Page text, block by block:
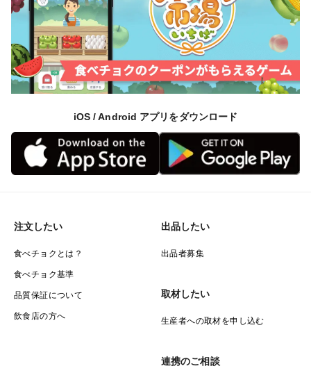
iOS / Android アプリをダウンロード
注文したい
食べチョクとは？
食べチョク基準
品質保証について
飲食店の方へ
出品したい
出品者募集
取材したい
生産者への取材を申し込む
連携のご相談